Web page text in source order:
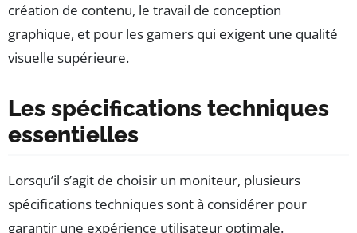
création de contenu, le travail de conception
graphique, et pour les gamers qui exigent une qualité
visuelle supérieure.
Les spécifications techniques
essentielles
Lorsqu’il s’agit de choisir un moniteur, plusieurs
spécifications techniques sont à considérer pour
garantir une expérience utilisateur optimale.